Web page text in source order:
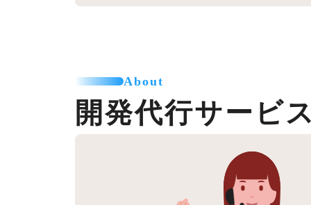
About
開発代行サービ